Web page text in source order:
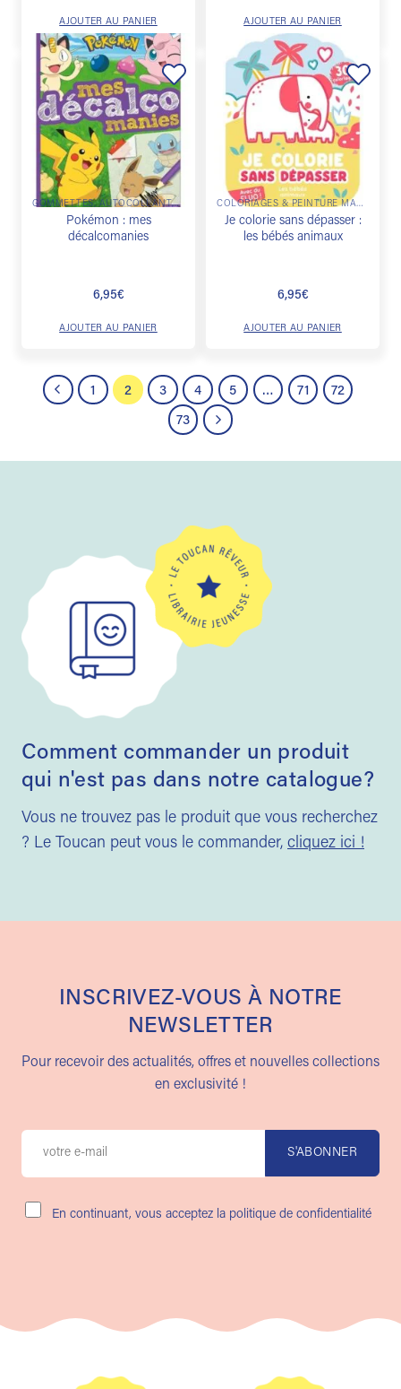
AJOUTER AU PANIER AJOUTER AU PANIER
Ajouter
à la
liste de
souhaits
GOMMETTES, AUTOCOLLANTS & DÉCALCOS
Pokémon : mes
décalcomanies
6,95€
AJOUTER AU PANIER
Ajouter
à la
liste de
souhaits
COLORIAGES & PEINTURE MAGIQUE
Je colorie sans dépasser :
les bébés animaux
6,95€
AJOUTER AU PANIER
1 2 3 4 5 … 71 72
73
Comment commander un produit
qui n'est pas dans notre catalogue?
Vous ne trouvez pas le produit que vous recherchez
? Le Toucan peut vous le commander, cliquez ici !
INSCRIVEZ-VOUS À NOTRE
NEWSLETTER
Pour recevoir des actualités, offres et nouvelles collections
en exclusivité !
En continuant, vous acceptez la politique de confidentialité